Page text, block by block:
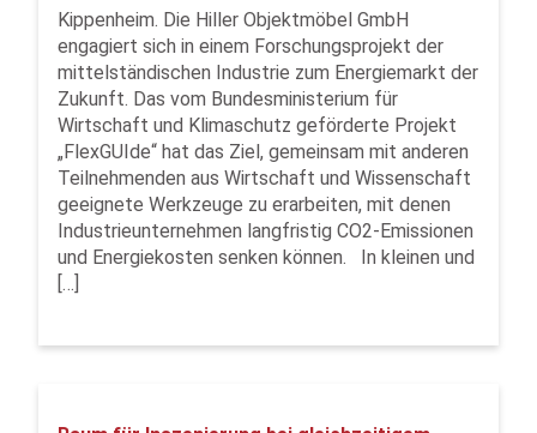
Kippenheim. Die Hiller Objektmöbel GmbH
engagiert sich in einem Forschungsprojekt der
mittelständischen Industrie zum Energiemarkt der
Zukunft. Das vom Bundesministerium für
Wirtschaft und Klimaschutz geförderte Projekt
„FlexGUIde“ hat das Ziel, gemeinsam mit anderen
Teilnehmenden aus Wirtschaft und Wissenschaft
geeignete Werkzeuge zu erarbeiten, mit denen
Industrieunternehmen langfristig CO2-Emissionen
und Energiekosten senken können. In kleinen und
[…]